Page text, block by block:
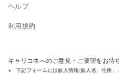
ヘルプ
利用規約
キャリコネへのご意見・ご要望をお待
下記フォームには個人情報(個人名、住所